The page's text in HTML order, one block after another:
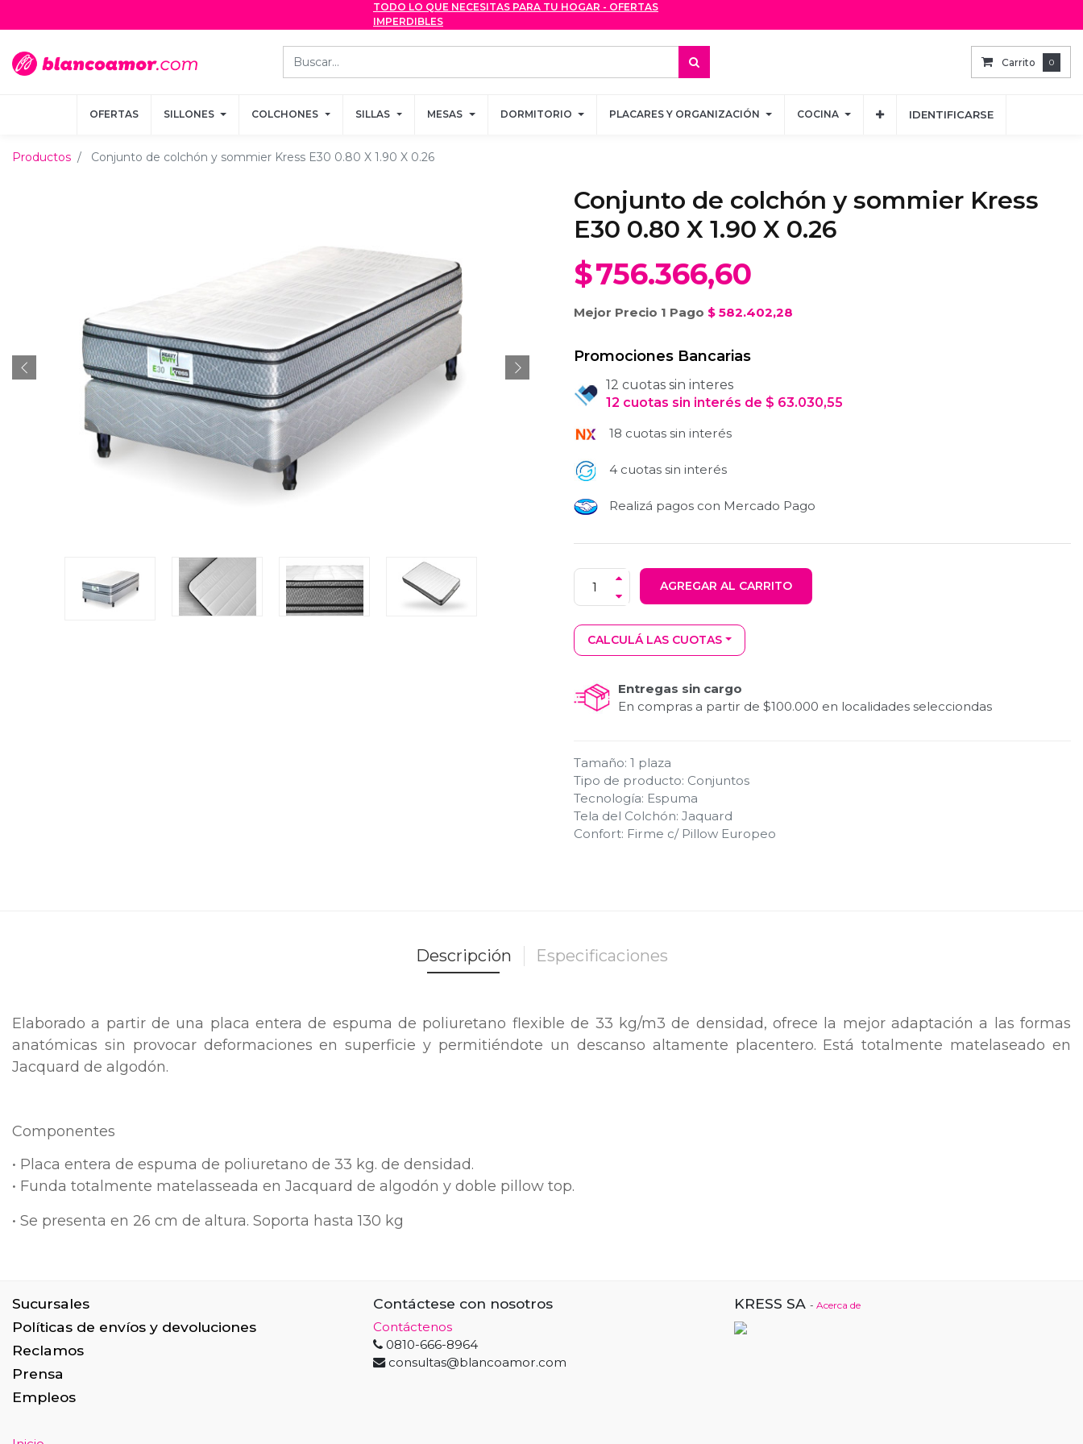
TODO LO QUE NECESITAS PARA TU HOGAR - OFERTAS
IMPERDIBLES
Carrito 0
OFERTAS SILLONES COLCHONES SILLAS MESAS DORMITORIO PLACARES Y ORGANIZACIÓN COCINA IDENTIFICARSE
TODO LO QUE NECESITAS PARA TU HOGAR - OFERTAS
IMPERDIBLES
Carrito 0
OFERTAS SILLONES COLCHONES SILLAS MESAS DORMITORIO PLACARES Y ORGANIZACIÓN COCINA IDENTIFICARSE
Productos Conjunto de colchón y sommier Kress E30 0.80 X 1.90 X 0.26
Conjunto de colchón y sommier Kress
E30 0.80 X 1.90 X 0.26
$756.366,60
Mejor Precio 1 Pago $ 582.402,28
Promociones Bancarias
12 cuotas sin interes
12 cuotas sin interés de $ 63.030,55
18 cuotas sin interés
4 cuotas sin interés
Realizá pagos con Mercado Pago
AGREGAR AL CARRITO
CALCULÁ LAS CUOTAS
Entregas sin cargo
En compras a partir de $100.000 en localidades selecciondas
Tamaño: 1 plaza
Tipo de producto: Conjuntos
Tecnología: Espuma
Tela del Colchón: Jaquard
Confort: Firme c/ Pillow Europeo
Descripción Especificaciones
Elaborado a partir de una placa entera de espuma de poliuretano flexible de 33 kg/m3 de densidad, ofrece la mejor adaptación a las formas
anatómicas sin provocar deformaciones en superficie y permitiéndote un descanso altamente placentero. Está totalmente matelaseado en
Jacquard de algodón.
Componentes
• Placa entera de espuma de poliuretano de 33 kg. de densidad.
• Funda totalmente matelasseada en Jacquard de algodón y doble pillow top.
• Se presenta en 26 cm de altura. Soporta hasta 130 kg
Sucursales
Políticas de envíos y devoluciones
Reclamos
Prensa
Empleos
Contáctese con nosotros
Contáctenos
0810-666-8964
consultas@blancoamor.com
KRESS SA - Acerca de